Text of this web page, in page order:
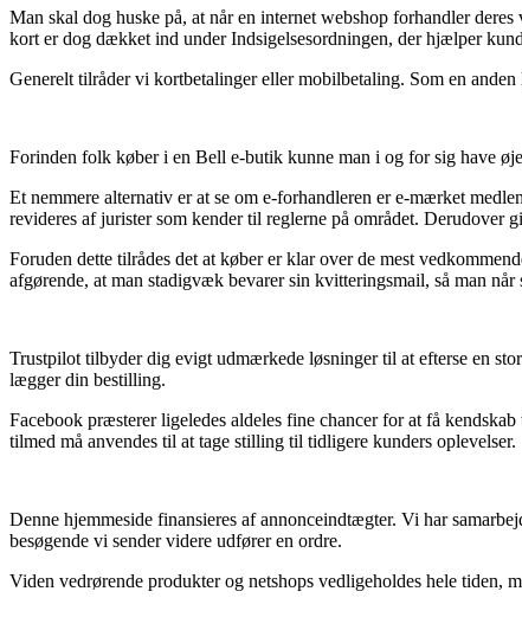
Man skal dog huske på, at når en internet webshop forhandler
kort er dog dækket ind under Indsigelsesordningen, der hjælper
Generelt tilråder vi kortbetalinger eller mobilbetaling. Som en
Forinden folk køber i en Bell e-butik kunne man i og for sig have
Et nemmere alternativ er at se om e-forhandleren er e-mærket
revideres af jurister som kender til reglerne på området.
Foruden dette tilrådes det at køber er klar over de mest
afgørende, at man stadigvæk bevarer sin kvitteringsmail, så man
Trustpilot tilbyder dig evigt udmærkede løsninger til at efterse en
lægger din bestilling.
Facebook præsterer ligeledes aldeles fine chancer for at få
tilmed må anvendes til at tage stilling til tidligere kunders oplevelser.
Denne hjemmeside finansieres af annonceindtægter. Vi har
besøgende vi sender videre udfører en ordre.
Viden vedrørende produkter og netshops vedligeholdes hele tiden,